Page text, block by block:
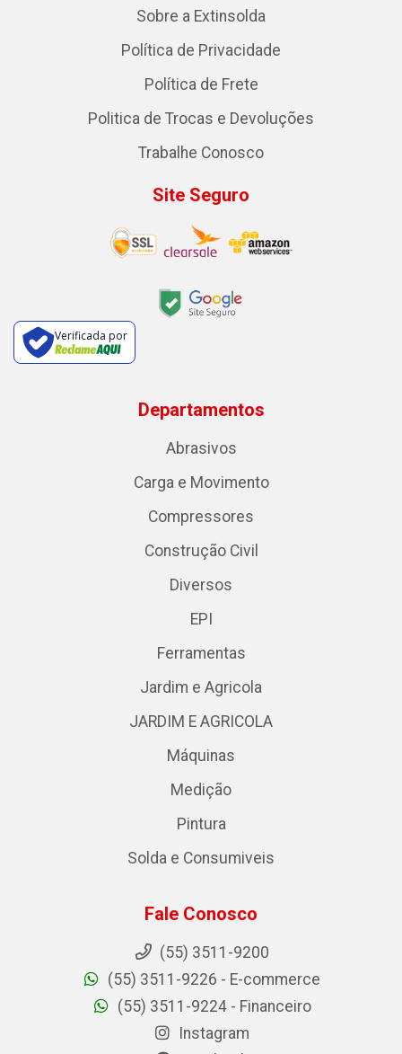
Sobre a Extinsolda
Política de Privacidade
Política de Frete
Politica de Trocas e Devoluções
Trabalhe Conosco
Site Seguro
Verificada por
Departamentos
Abrasivos
Carga e Movimento
Compressores
Construção Civil
Diversos
EPI
Ferramentas
Jardim e Agricola
JARDIM E AGRICOLA
Máquinas
Medição
Pintura
Solda e Consumiveis
Fale Conosco
(55) 3511-9200
(55) 3511-9226 - E-commerce
(55) 3511-9224 - Financeiro
Instagram